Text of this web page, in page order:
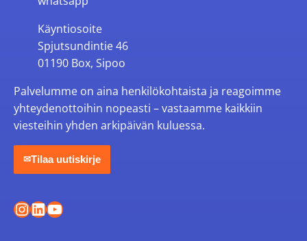
Käyntiosoite
Spjutsundintie 46
01190 Box, Sipoo
Palvelumme on aina henkilökohtaista ja reagoimme
yhteydenottoihin nopeasti – vastaamme kaikkiin
viesteihin yhden arkipäivän kuluessa.
✉Tilaa uutiskirje
Instagram
LinkedIn
YouTube